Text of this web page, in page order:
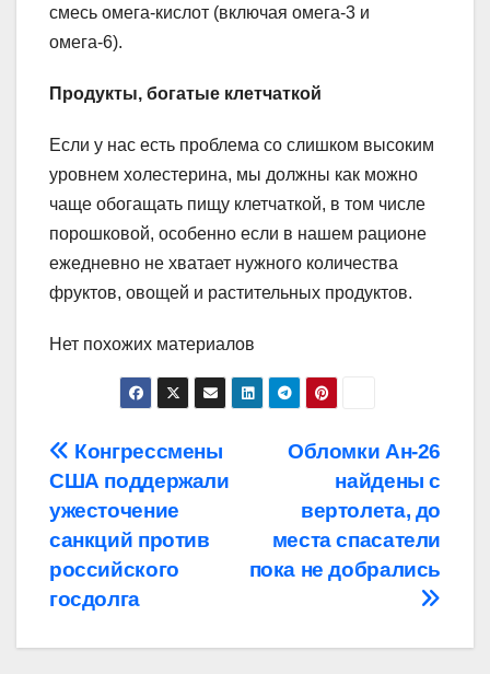
смесь омега-кислот (включая омега-3 и
омега-6).
Продукты, богатые клетчаткой
Если у нас есть проблема со слишком высоким
уровнем холестерина, мы должны как можно
чаще обогащать пищу клетчаткой, в том числе
порошковой, особенно если в нашем рационе
ежедневно не хватает нужного количества
фруктов, овощей и растительных продуктов.
Нет похожих материалов
Навигация
по
записям
Обломки Ан-26
найдены с
вертолета, до
места спасатели
пока не добрались
Конгрессмены
США поддержали
ужесточение
санкций против
российского
госдолга